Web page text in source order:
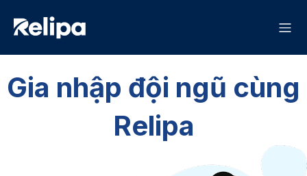
Gia nhập đội ngũ cùng
Relipa